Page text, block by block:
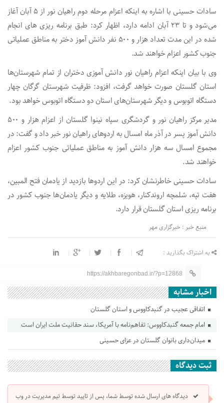
سادات حسینی با اشاره به اینکه اعزام مرحله دوم راهیان نور از ۵ آبان آغاز
می‌شود و تا ۲۳ آبان ادامه دارد، اظهار کرد: طبق برنامه ریزی های انجام
شده در این مدت تعداد هزار و ۵۰۰ نفر دانش آموز دختر به مناطق عملیاتی
جنوب کشور اعزام خواهند شد.
وی با بیان اینکه اعزام راهیان نور دانش آموزی دختران از تمام شهرستان‌ها
استان گلستان صورت خواهد گرفت، افزود: ظرفیت شهرستان گرگان چهار
دستگاه اتوبوس و دیگر شهرستان‌های استان دو دستگاه اتوبوس خواهد بود.
مدیر مرکز راهیان نور و گردشگری سپاه نینوا گلستان از اعزام هزار و ۵۰۰
دانش آموز پسر در آذر ماه امسال به اردوهای راهیان نور خبر داد و گفت: در
مجموع امسال سه هزار دانش آموز به مناطق عملیاتی جنوب کشور اعزام
خواهند شد.
سادات حسینی خاطرنشان کرد: در این اردوها بازدید از یادمان فتح المبین،
هفت تپه، شلمچه اروندکنار، هویزه، طلایه و دیگر یادمان‌ها جنوب کشور در
برنامه ریزی استان گلستان قرار دارد.
منبع خبر : خبرگزاری مهر
به اشتراک بگذارید :
https://akhbaregonbad.ir/?p=12868
اخبار مشابه
اتفاقی عجیب در‌ گنبدکاووس و استان گلستان
امام جمعه گنبدکاووس: تفاهم‌نامه با آمریکا، سند حقانیت ملت ایران است
میدان‌داری بانوان گلستان در عزای حسینی
ثبت دیدگاه
دیدگاه های ارسال شده توسط شما، پس از تایید توسط تیم مدیریت در وب